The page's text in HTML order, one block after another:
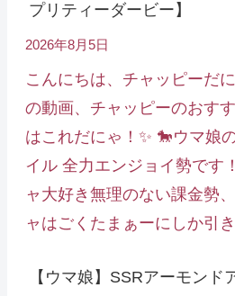
プリティーダービー】
2026年8月5日
こんにちは、チャッピーだ
の動画、チャッピーのおす
はこれだにゃ！✨ 🐎ウマ娘
イル 全力エンジョイ勢です
ャ大好き無理のない課金勢
ャはごくたまぁーにしか引
【ウマ娘】SSRアーモンド